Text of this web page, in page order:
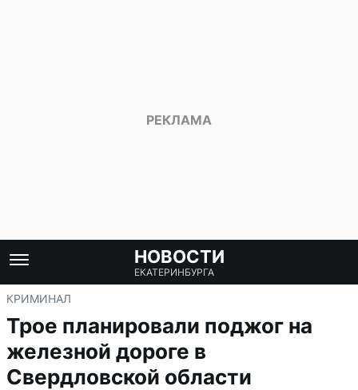
НОВОСТИ
ЕКАТЕРИНБУРГА
КРИМИНАЛ
Трое планировали поджог на
железной дороге в
Свердловской области